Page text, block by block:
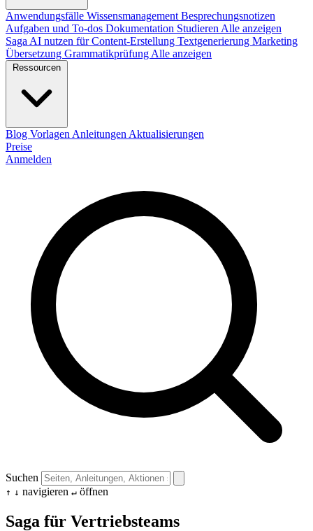
Anwendungsfälle Wissensmanagement Besprechungsnotizen
Aufgaben und To-dos Dokumentation Studieren Alle anzeigen
Saga AI nutzen fürContent-Erstellung Textgenerierung Marketing
Übersetzung Grammatikprüfung Alle anzeigen
Blog Vorlagen Anleitungen Aktualisierungen
Preise
Anmelden
Suchen
↑ ↓ navigieren ↵ öffnen
Saga für Vertriebsteams